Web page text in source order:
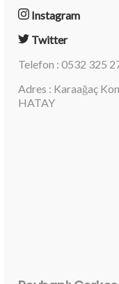
Instagram
Twitter
Telefon : 0532 325
Adres : Karaağaç
HATAY